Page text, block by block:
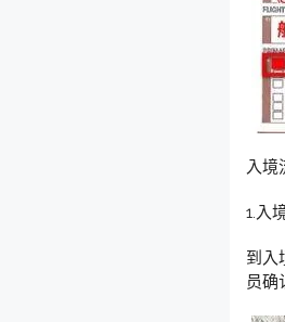
入境
1.入
到入
员确